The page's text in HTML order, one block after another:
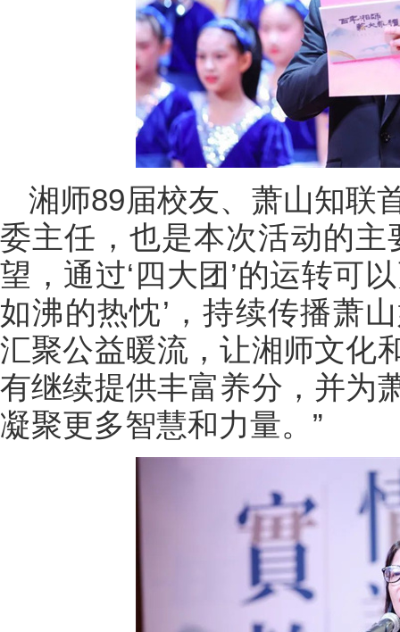
湘师89届校友、萧山知联
委主任，也是本次活动的主
望，通过‘四大团’的运转可
如沸的热忱’，持续传播萧
汇聚公益暖流，让湘师文化
有继续提供丰富养分，并为
凝聚更多智慧和力量。”